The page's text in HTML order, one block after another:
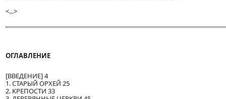
<...>
ОГЛАВЛЕНИЕ
[ВВЕДЕНИЕ] 4
1. СТАРЫЙ ОРХЕЙ 25
2. КРЕПОСТИ 33